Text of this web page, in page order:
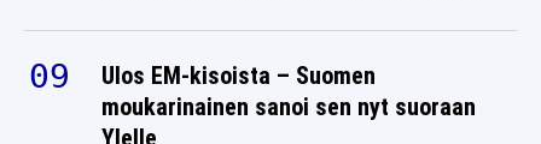
Ulos EM-kisoista – Suomen
moukarinainen sanoi sen nyt suoraan